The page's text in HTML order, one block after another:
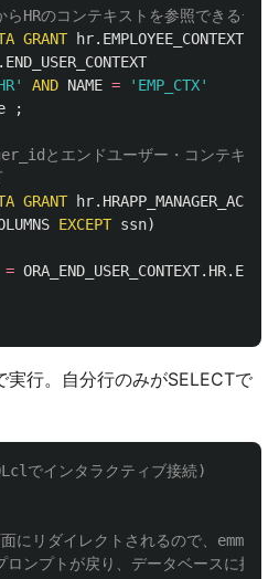
HRのコンテキストを参照できるデ
GRANT hr.
. END_USER_CONTEXT
AND NAME =
'EMP_CTX'
;
とエンドユーザー・コンテキスト
GRANT hr. HRAPP_MANAGER_ACCESS
EXCEPT ssn)
= ORA_END_USER_CONTEXT. HR.
行。自分行のみがSELECTで
でインタラクティブ接続)
リダイレクトされるので、
ンプトが戻り、データベースに接続